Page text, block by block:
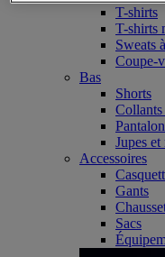
T-shirts
T-shirts
Sweats
Coupe-
Bas
Shorts
Jupes et
Accessoires
Gants
Sacs